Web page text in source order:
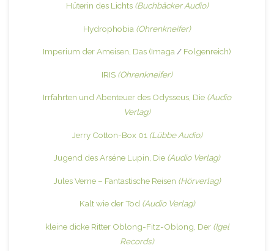
Hüterin des Lichts (Buchbäcker Audio)
Hydrophobia (Ohrenkneifer)
Imperium der Ameisen, Das (Imaga/ Folgenreich)
IRIS (Ohrenkneifer)
Irrfahrten und Abenteuer des Odysseus, Die (Audio
Verlag)
Jerry Cotton-Box 01 (Lübbe Audio)
Jugend des Arséne Lupin, Die (Audio Verlag)
Jules Verne – Fantastische Reisen (Hörverlag)
Kalt wie der Tod (Audio Verlag)
kleine dicke Ritter Oblong-Fitz-Oblong, Der (Igel
Records)